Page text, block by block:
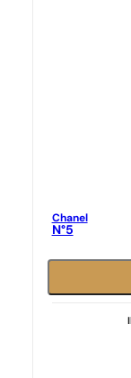
Chanel
N°5